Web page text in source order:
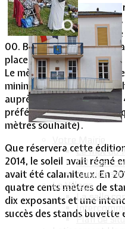
Le mot du
CR des
Service
Le Village
La salle
Plan de
Ce
de sports
00. Buvette et petite
place.
Le mètre de vide-grenier
minimum pour laisser le
auprès de Christelle au 06
préférence un SMS en
mètres souhaité).
Que réservera cette
2014, le soleil avait régné
avait été calamiteux. En
quatre cents mètres de
dix exposants et une
succès des stands